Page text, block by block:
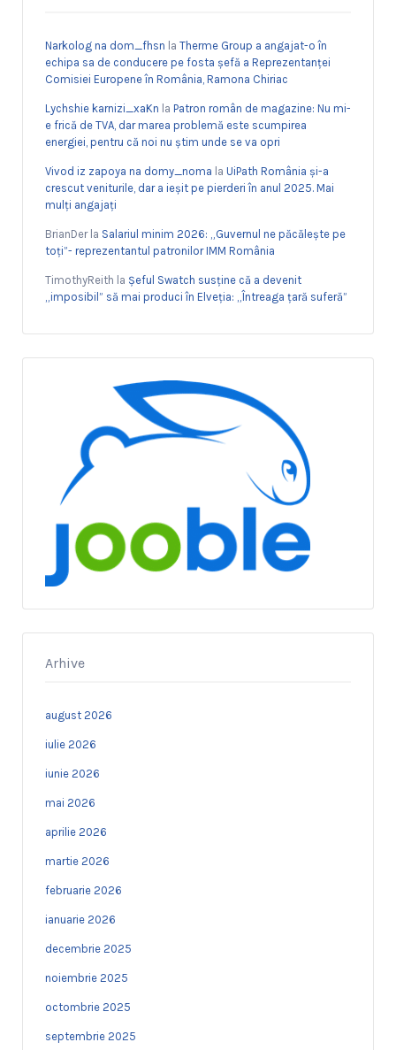
Narkolog na dom_fhsn la Therme Group a angajat-o în
echipa sa de conducere pe fosta șefă a Reprezentanței
Comisiei Europene în România, Ramona Chiriac
Lychshie karnizi_xaKn la Patron român de magazine: Nu mi-
e frică de TVA, dar marea problemă este scumpirea
energiei, pentru că noi nu știm unde se va opri
Vivod iz zapoya na domy_noma la UiPath România și-a
crescut veniturile, dar a ieșit pe pierderi în anul 2025. Mai
mulți angajați
BrianDerla Salariul minim 2026: „Guvernul ne păcălește pe
toți”- reprezentantul patronilor IMM România
TimothyReith la Șeful Swatch susține că a devenit
„imposibil” să mai produci în Elveția: „Întreaga țară suferă”
Arhive
august 2026
iulie 2026
iunie 2026
mai 2026
aprilie 2026
martie 2026
februarie 2026
ianuarie 2026
decembrie 2025
noiembrie 2025
octombrie 2025
septembrie 2025